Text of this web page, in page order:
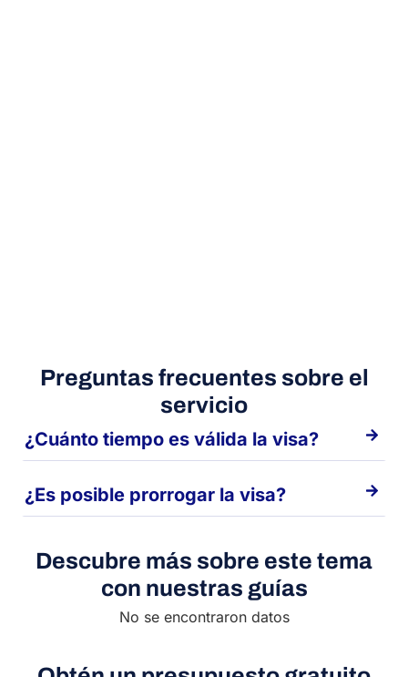
Preguntas frecuentes sobre el
servicio
¿Cuánto tiempo es válida la visa?
¿Es posible prorrogar la visa?
Descubre más sobre este tema
con nuestras guías
No se encontraron datos